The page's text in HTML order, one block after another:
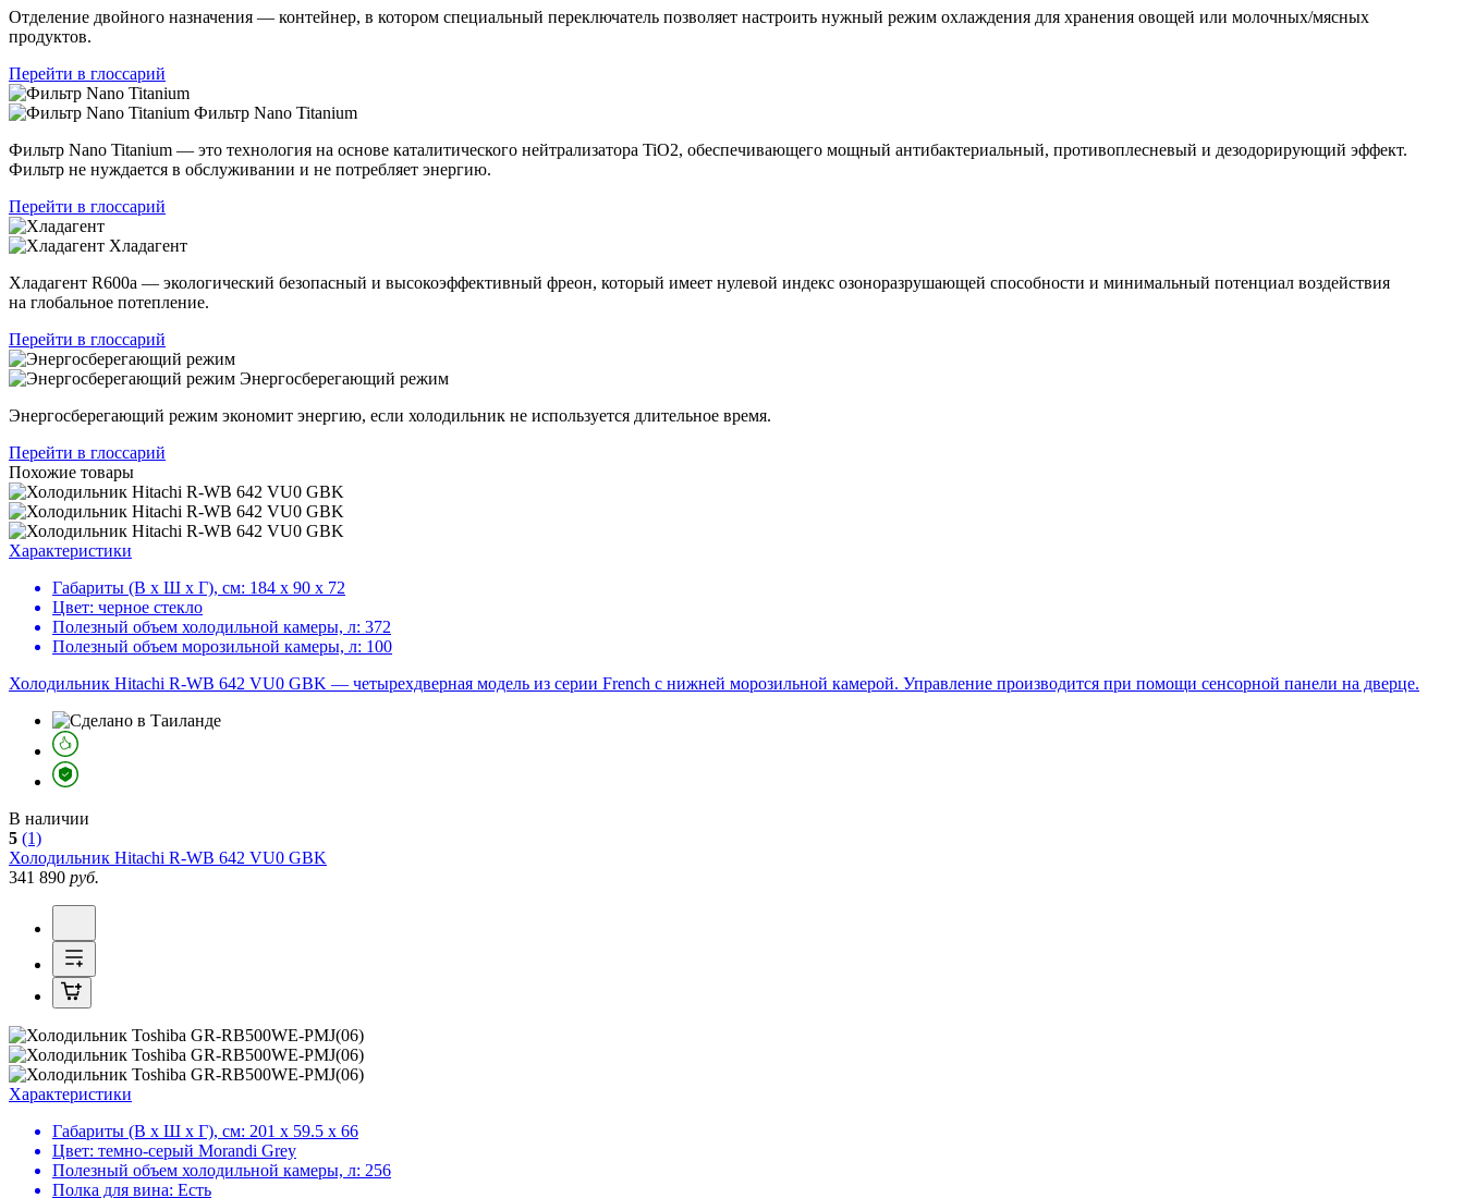
Отделение двойного назначения — контейнер, в котором специальный переключатель позволяет настроить нужный режим охлаждения для хранения овощей или молочных/мясных
продуктов.
Перейти в глоссарий
Фильтр Nano Titanium
Фильтр Nano Titanium — это технология на основе каталитического нейтрализатора TiO2, обеспечивающего мощный антибактериальный, противоплесневый и дезодорирующий эффект.
Фильтр не нуждается в обслуживании и не потребляет энергию.
Перейти в глоссарий
Хладагент
Хладагент R600a — экологический безопасный и высокоэффективный фреон, который имеет нулевой индекс озоноразрушающей способности и минимальный потенциал воздействия
на глобальное потепление.
Перейти в глоссарий
Энергосберегающий режим
Энергосберегающий режим экономит энергию, если холодильник не используется длительное время.
Перейти в глоссарий
Похожие товары
Характеристики
Габариты (В х Ш х Г), см: 184 х 90 х 72
Цвет: черное стекло
Полезный объем холодильной камеры, л: 372
Полезный объем морозильной камеры, л: 100
Холодильник Hitachi R-WB 642 VU0 GBK — четырехдверная модель из серии French с нижней морозильной камерой. Управление производится при помощи сенсорной панели на дверце.
В наличии
5 (1)
Холодильник Hitachi R-WB 642 VU0 GBK
341 890 руб.
Характеристики
Габариты (В х Ш х Г), см: 201 х 59.5 х 66
Цвет: темно-серый Morandi Grey
Полезный объем холодильной камеры, л: 256
Полка для вина: Есть